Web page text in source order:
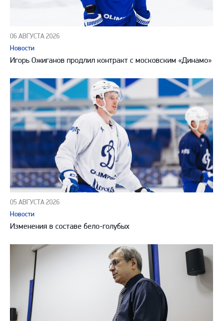
06 АВГУСТА 2026
Новости
Игорь Ожиганов продлил контракт с московским «Динамо»
05 АВГУСТА 2026
Новости
Изменения в составе бело-голубых